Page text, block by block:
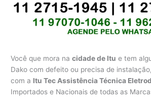
Você que mora nacidade de Itu e tem
Dako com defeito ou precisa de
com a Itu Tec Assistência Técnica
Importados e Nacionais de todas as